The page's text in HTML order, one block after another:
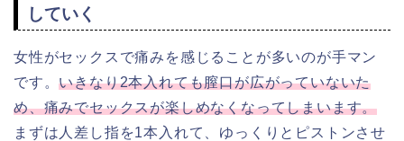
していく
女性がセックスで痛みを感じることが多いのが手マン
です。いきなり2本入れても膣口が広がっていないた
め、痛みでセックスが楽しめなくなってしまいます。
まずは人差し指を1本入れて、ゆっくりとピストンさせ